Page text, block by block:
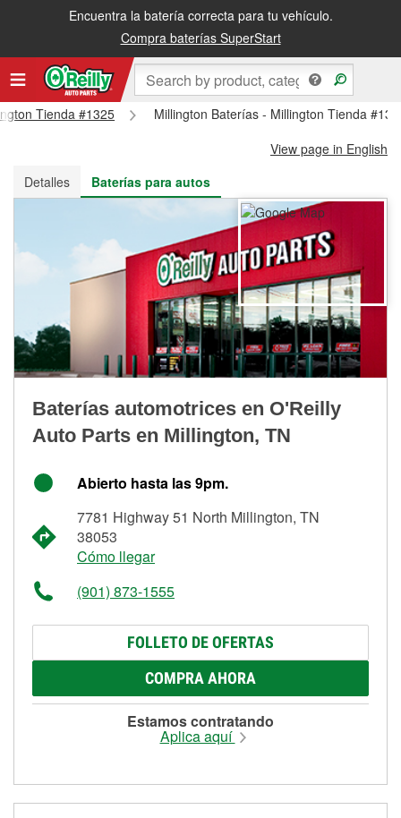
Encuentra la batería correcta para tu vehículo.
Compra baterías SuperStart
Recibe tu orden gratis al día siguiente o recógela en la tienda
Tienda #1325
Millington Baterías - Millington Tienda
View page in English
Detalles
Baterías para autos
Baterías automotrices en O'Reilly
Auto Parts en Millington, TN
Abierto hasta las 9pm.
7781 Highway 51 North Millington, TN
38053
Cómo llegar
(901) 873-1555
FOLLETO DE OFERTAS
COMPRA AHORA
Estamos contratando
Aplica aquí